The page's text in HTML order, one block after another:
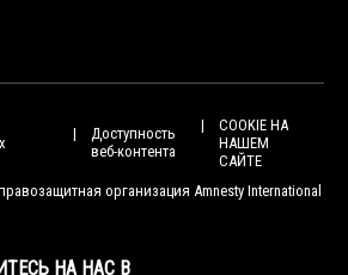
Доступность
веб-контента
COOKIE НА
НАШЕМ
САЙТЕ
организация Amnesty International
НА НАС В